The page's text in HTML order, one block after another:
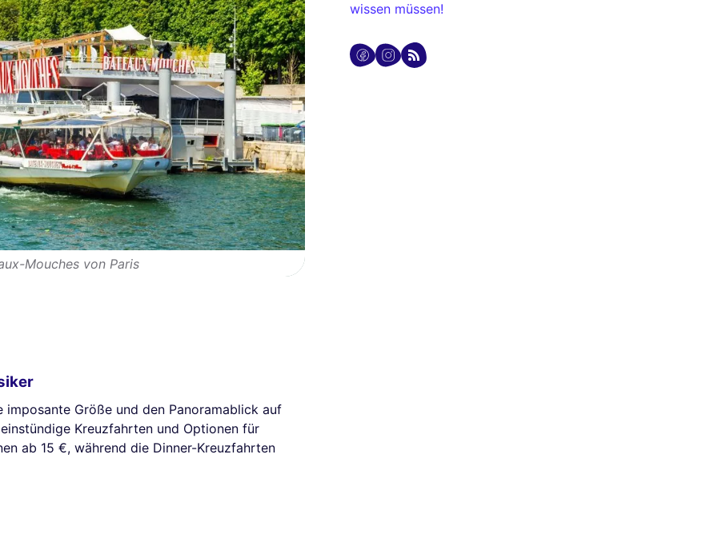
Mouches von Paris
Größe und den Panoramablick auf
Kreuzfahrten und Optionen für
ab 15 €, während die Dinner-Kreuzfahrten
wissen müssen!